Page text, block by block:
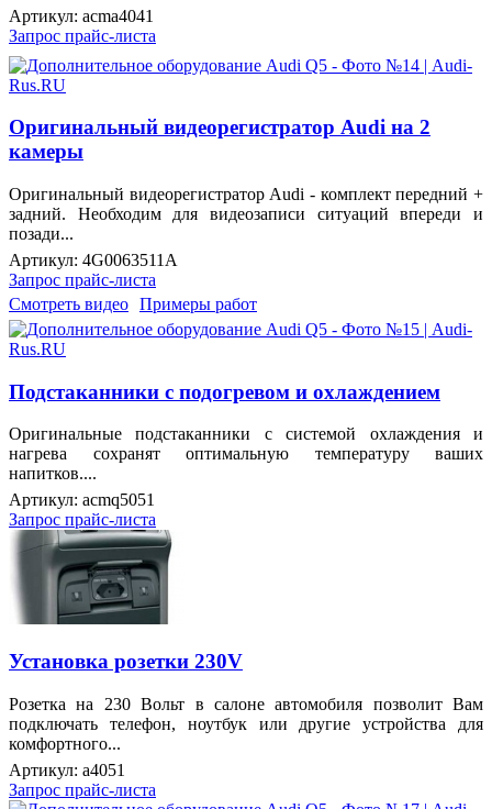
Артикул: acma4041
Запрос прайс-листа
Оригинальный видеорегистратор Audi на 2
камеры
Оригинальный видеорегистратор Audi - комплект передний +
задний. Необходим для видеозаписи ситуаций впереди и
позади...
Артикул: 4G0063511A
Запрос прайс-листа
Смотреть видео Примеры работ
Подстаканники с подогревом и охлаждением
Оригинальные подстаканники с системой охлаждения и
нагрева сохранят оптимальную температуру ваших
напитков....
Артикул: acmq5051
Запрос прайс-листа
Установка розетки 230V
Розетка на 230 Вольт в салоне автомобиля позволит Вам
подключать телефон, ноутбук или другие устройства для
комфортного...
Артикул: a4051
Запрос прайс-листа